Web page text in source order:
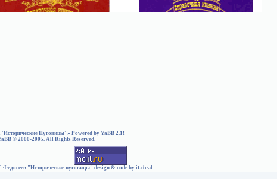
'Исторические Пуговицы' » Powered by YaBB 2.1!
© 2000-2005. All Rights Reserved.
"Исторические пуговицы" design & code byit-deal